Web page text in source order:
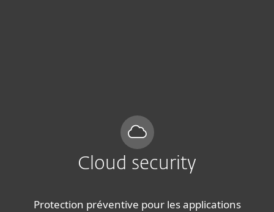
Cloud security
Protection préventive pour les applications